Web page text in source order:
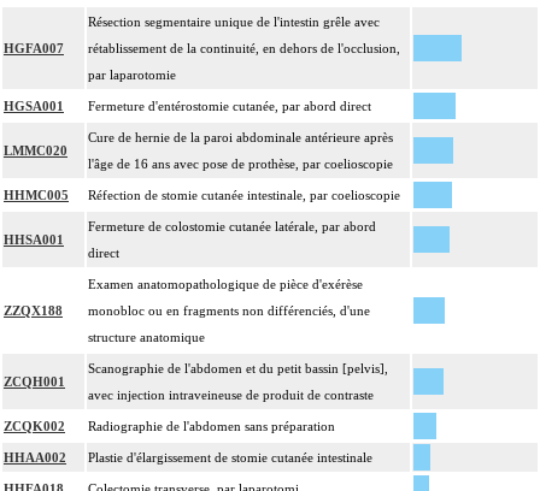
HGFA007
Résection segmentaire unique de l'intestin grêle avec
rétablissement de la continuité, en dehors de l'occlusion,
par laparotomie
HGSA001 Fermeture d'entérostomie cutanée, par abord direct
LMMC020
Cure de hernie de la paroi abdominale antérieure après
l'âge de 16 ans avec pose de prothèse, par coelioscopie
HHMC005 Réfection de stomie cutanée intestinale, par coelioscopie
HHSA001
Fermeture de colostomie cutanée latérale, par abord
direct
ZZQX188
Examen anatomopathologique de pièce d'exérèse
monobloc ou en fragments non différenciés, d'une
structure anatomique
ZCQH001
Scanographie de l'abdomen et du petit bassin [pelvis],
avec injection intraveineuse de produit de contraste
ZCQK002 Radiographie de l'abdomen sans préparation
HHAA002 Plastie d'élargissement de stomie cutanée intestinale